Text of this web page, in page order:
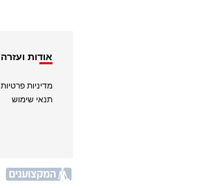
אודות ועזרה
מדיניות פרטיות
תנאי שימוש